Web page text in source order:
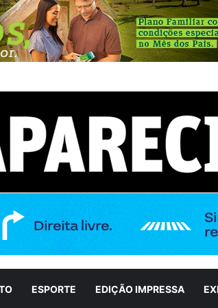
É Show em meio a ações de incentivo à cultura
ESPORTE EDIÇÃO IMPRESSA